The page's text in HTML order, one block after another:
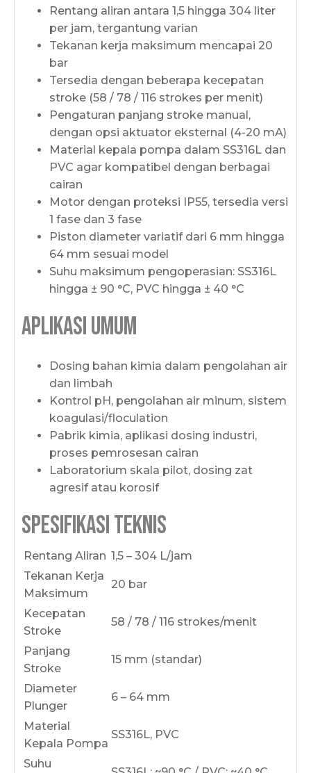
Rentang aliran antara 1,5 hingga 304 liter
per jam, tergantung varian
Tekanan kerja maksimum mencapai 20
bar
Tersedia dengan beberapa kecepatan
stroke (58 / 78 / 116 strokes per menit)
Pengaturan panjang stroke manual,
dengan opsi aktuator eksternal (4-20 mA)
Material kepala pompa dalam SS316L dan
PVC agar kompatibel dengan berbagai
cairan
Motor dengan proteksi IP55, tersedia versi
1 fase dan 3 fase
Piston diameter variatif dari 6 mm hingga
64 mm sesuai model
Suhu maksimum pengoperasian: SS316L
hingga ± 90 °C, PVC hingga ± 40 °C
Aplikasi Umum
Dosing bahan kimia dalam pengolahan air
dan limbah
Kontrol pH, pengolahan air minum, sistem
koagulasi/floculation
Pabrik kimia, aplikasi dosing industri,
proses pemrosesan cairan
Laboratorium skala pilot, dosing zat
agresif atau korosif
Spesifikasi Teknis
Rentang Aliran 1,5 – 304 L/jam
Tekanan Kerja
Maksimum
20 bar
Kecepatan
Stroke
58 / 78 / 116 strokes/menit
Panjang
Stroke
15 mm (standar)
Diameter
Plunger
6 – 64 mm
Material
Kepala Pompa
SS316L, PVC
Suhu